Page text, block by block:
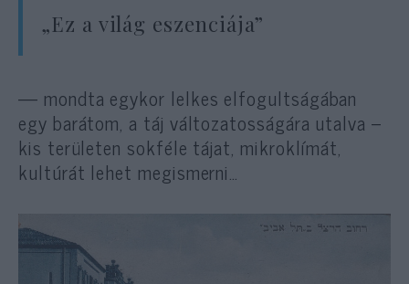
„Ez a világ eszenciája”
— mondta egykor lelkes elfogultságában
egy barátom, a táj változatosságára utalva –
kis területen sokféle tájat, mikroklímát,
kultúrát lehet megismerni…